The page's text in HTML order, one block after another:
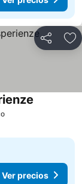
Compartir
Ver precios